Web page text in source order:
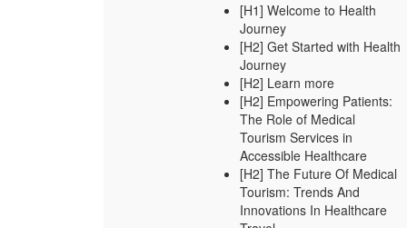
[H1] Welcome to Health
Journey
[H2] Get Started with Health
Journey
[H2] Learn more
[H2] Empowering Patients:
The Role of Medical
Tourism Services in
Accessible Healthcare
[H2] The Future Of Medical
Tourism: Trends And
Innovations In Healthcare